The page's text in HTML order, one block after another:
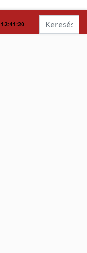
12:41:21 Keresés...